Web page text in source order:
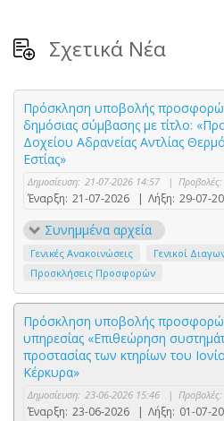
Σχετικά Νέα
Πρόσκληση υποβολής
δημόσιας σύμβασης με τίτλο:
Δοχείου Αδρανείας Αντλίας
Εστίας»
Δημοσίευση: 21-07-2026 14:57 | Προβολές:
Έναρξη: 21-07-2026 | Λήξη: 29-07-
Συνημμένα αρχεία
Γενικές Ανακοινώσεις
Γενικοί
Προσκλήσεις Προσφορών
Πρόσκληση υποβολής
υπηρεσίας «Επιθεώρηση
προστασίας των κτηρίων του
Κέρκυρα»
Δημοσίευση: 23-06-2026 15:46 | Προβολές:
Έναρξη: 23-06-2026 | Λήξη: 01-07-